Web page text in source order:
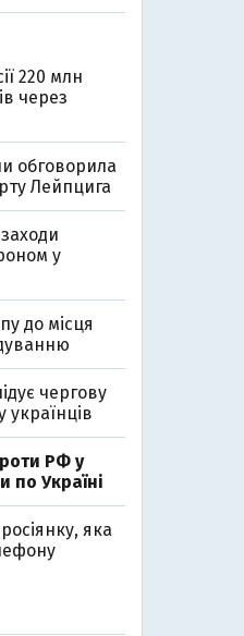
220 млн
через
обговорила
Лейпцига
у
до місця
чергову
українців
РФ у
по Україні
яка